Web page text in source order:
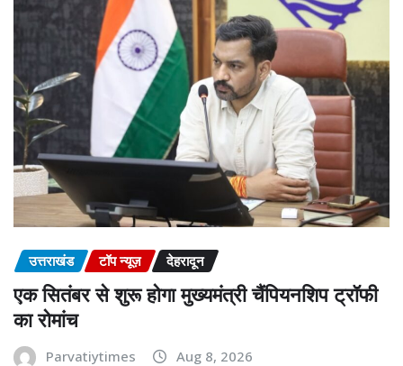
उत्तराखंड टॉप न्यूज़ देहरादून
एक सितंबर से शुरू होगा मुख्यमंत्री चैंपियनशिप ट्रॉफी
का रोमांच
Parvatiytimes Aug 8, 2026